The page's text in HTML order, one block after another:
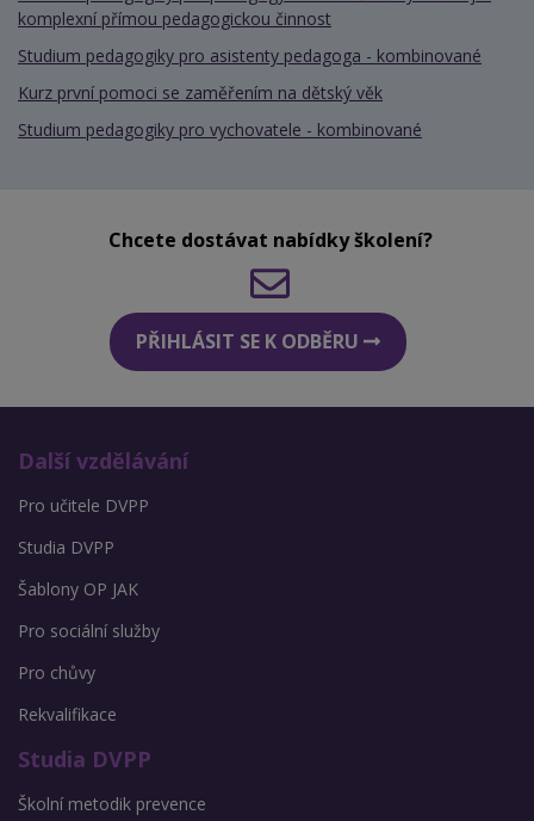
komplexní přímou pedagogickou činnost
Studium pedagogiky pro asistenty pedagoga - kombinované
Kurz první pomoci se zaměřením na dětský věk
Studium pedagogiky pro vychovatele - kombinované
Chcete dostávat nabídky školení?
PŘIHLÁSIT SE K ODBĚRU
Další vzdělávání
Pro učitele DVPP
Studia DVPP
Šablony OP JAK
Pro sociální služby
Pro chůvy
Rekvalifikace
Studia DVPP
Školní metodik prevence